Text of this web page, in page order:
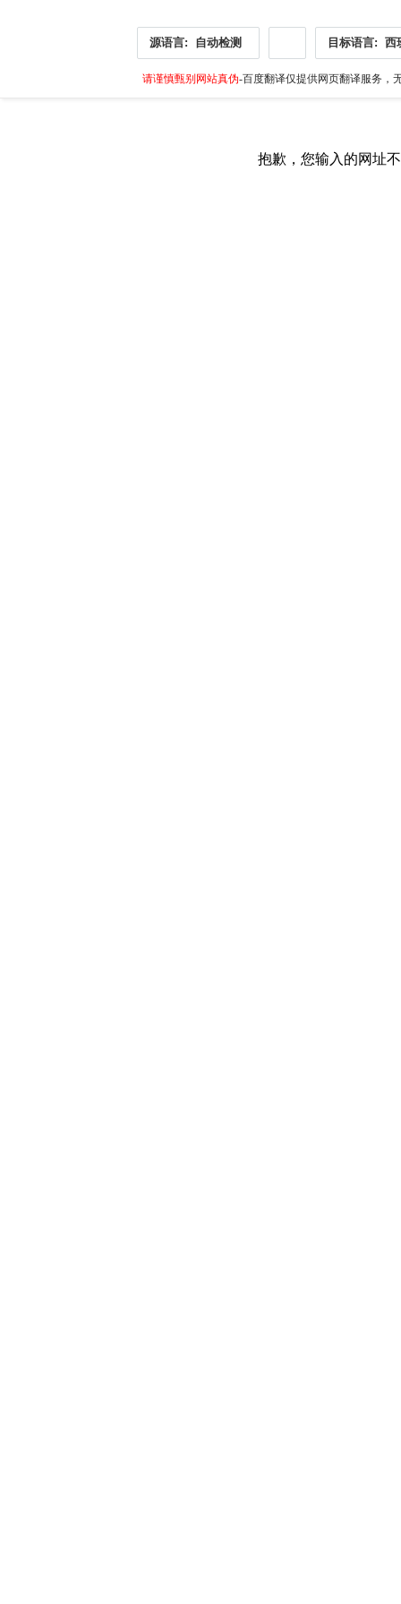
源语言: 自动检测 目标语言: 西
请谨慎甄别网站真伪-百度翻译仅提供网页翻译服务，